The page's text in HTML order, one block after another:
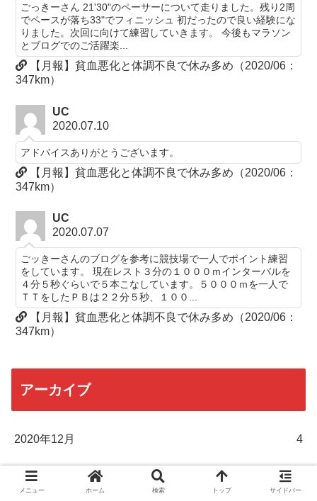
ごっきーさん 21'30"のペーサーについて走りました。残り2周
でペースが落ち33"でフィニッシュ 初だったので良い経験にな
りました。次回に向けて練習していきます。 今後もマラソン
とブログでのご活躍楽...
【月報】貧血悪化と体調不良で休み多め（2020/06：
347km）
UC
2020.07.10
アドバイスありがとうございます。
【月報】貧血悪化と体調不良で休み多め（2020/06：
347km）
UC
2020.07.07
ごッきーさんのブログを参考に競技場で一人でポイント練習
をしています。 現在レスト３分の１０００ｍインターバルを
４分５秒ぐらいで５本こなしています。５０００ｍを一人で
ＴＴをしたＰＢは２２分５秒、１００...
【月報】貧血悪化と体調不良で休み多め（2020/06：
347km）
アーカイブ
2020年12月 4
2020年11月
メニュー ホーム 検索 トップ サイドバー